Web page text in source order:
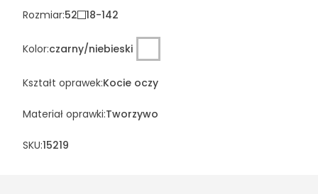
Rozmiar:52 18-142
Kolor:czarny/niebieski
Kształt oprawek:Kocie oczy
Materiał oprawki:Tworzywo
SKU:15219